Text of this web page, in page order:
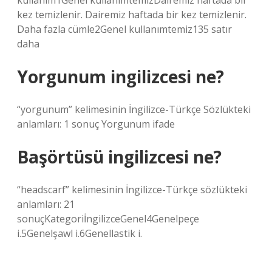
kez temizlenir. Dairemiz haftada bir kez temizlenir.
Daha fazla cümle2Genel kullanımtemiz135 satır
daha
Yorgunum ingilizcesi ne?
“yorgunum” kelimesinin İngilizce-Türkçe Sözlükteki
anlamları: 1 sonuç Yorgunum ifade
Başörtüsü ingilizcesi ne?
“headscarf” kelimesinin İngilizce-Türkçe sözlükteki
anlamları: 21
sonuçKategoriİngilizceGenel4Genelpeçe
i.5Genelşawl i.6Genellastik i.